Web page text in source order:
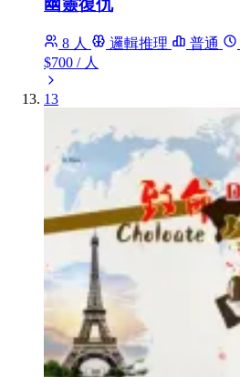
幽靈復仇
8 人 邏輯推理 普通
$700 / 人
13